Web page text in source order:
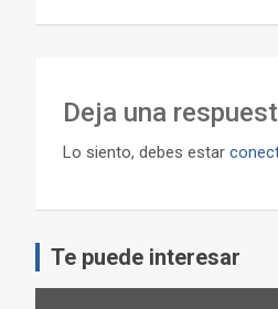
entradas
Deja una
Lo siento, debes estar
Te puede interesar